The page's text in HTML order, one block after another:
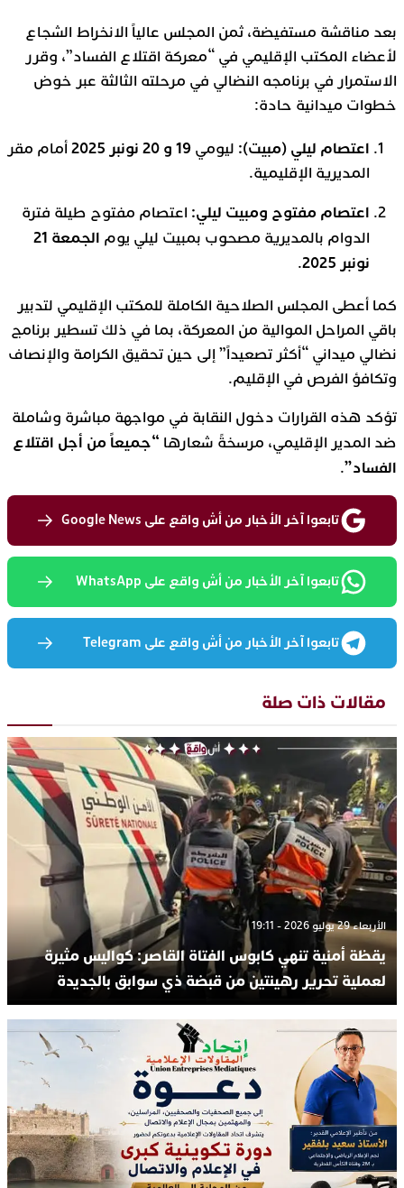
بعد مناقشة مستفيضة، ثمن المجلس عالياً الانخراط الشجاع
لأعضاء المكتب الإقليمي في “معركة اقتلاع الفساد”، وقرر
الاستمرار في برنامجه النضالي في مرحلته الثالثة عبر خوض
خطوات ميدانية حادة:
اعتصام ليلي (مبيت): ليومي 19 و 20 نونبر 2025
أمام مقر
المديرية الإقليمية.
اعتصام مفتوح ومبيت ليلي: اعتصام مفتوح طيلة فترة
الدوام بالمديرية مصحوب بمبيت ليلي يوم
الجمعة 21
نونبر 2025
.
كما أعطى المجلس الصلاحية الكاملة للمكتب الإقليمي لتدبير
باقي المراحل الموالية من المعركة، بما في ذلك تسطير برنامج
نضالي ميداني “أكثر تصعيداً” إلى حين تحقيق الكرامة والإنصاف
وتكافؤ الفرص في الإقليم.
تؤكد هذه القرارات دخول النقابة في مواجهة مباشرة وشاملة
ضد المدير الإقليمي، مرسخةً شعارها “جميعاً من أجل اقتلاع
الفساد”.
تابعوا آخر الأخبار من أش واقع على Google News
تابعوا آخر الأخبار من أش واقع على WhatsApp
تابعوا آخر الأخبار من أش واقع على Telegram
مقالات ذات صلة
الأربعاء 29 يوليو 2026 - 19:11
يقظة أمنية تنهي كابوس الفتاة القاصر: كواليس مثيرة
لعملية تحرير رهينتين من قبضة ذي سوابق بالجديدة